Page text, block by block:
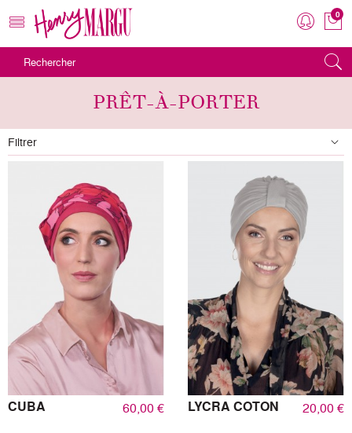
0
PRÊT-À-PORTER
Filtrer
CUBA 60,00 € LYCRA COTON 20,00 €